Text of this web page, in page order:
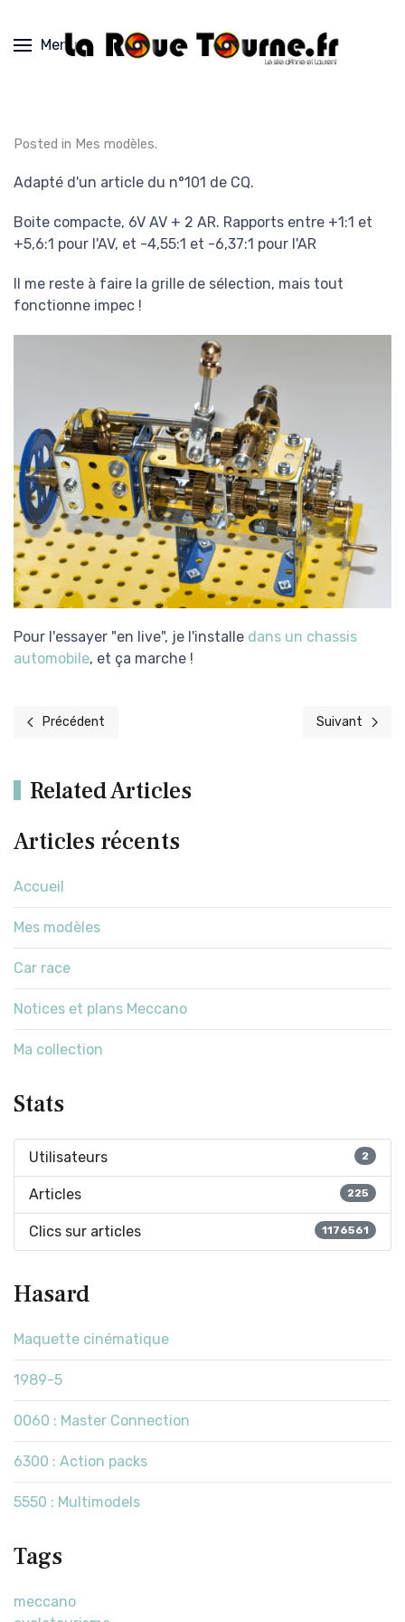
Menu
Posted in Mes modèles.
Adapté d'un article du n°101 de CQ.
Boite compacte, 6V AV + 2 AR. Rapports entre +1:1 et
+5,6:1 pour l'AV, et -4,55:1 et -6,37:1 pour l'AR
Il me reste à faire la grille de sélection, mais tout
fonctionne impec !
Pour l'essayer "en live", je l'installe dans un chassis
automobile, et ça marche !
Article précédent : Light-painting avec Meccano
Précédent Article suivant
Suivant
Related Articles
Articles récents
Accueil
Mes modèles
Car race
Notices et plans Meccano
Ma collection
Stats
Utilisateurs 2
Articles 225
Clics sur articles 1176561
Hasard
Maquette cinématique
1989-5
0060 : Master Connection
6300 : Action packs
5550 : Multimodels
Tags
meccano